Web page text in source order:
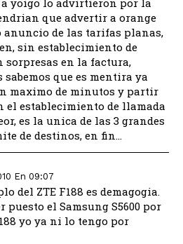
yoigo lo advirtieron por la
que advertir a orange
de las tarifas planas,
sin establecimiento de
sorpresas en la factura,
sabemos que es mentira ya
maximo de minutos y partir
el establecimiento de llamada
es la unica de las 3 grandes
de destinos, en fin…
En 09:07
del ZTE F188 es demagogia.
puesto el Samsung S5600 por
yo ya ni lo tengo por